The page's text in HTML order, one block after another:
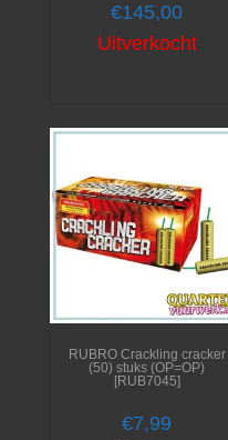
€145,00
Uitverkocht
RUBRO Crackling cracker
(50) stuks (OP=OP)
[RUB7045]
€7,99